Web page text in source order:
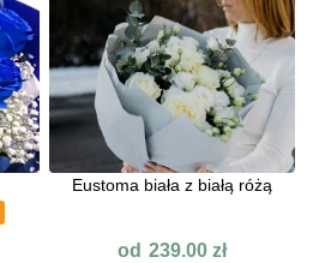
Eustoma biała z białą różą
od 239.00zł